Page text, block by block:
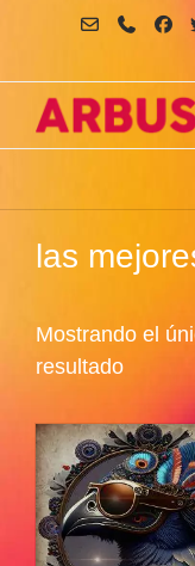
contenido
las
Mostrando el
resultado